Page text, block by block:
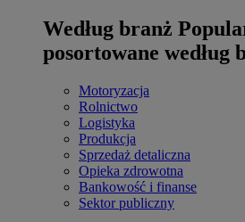
Według branż
posortowane według
Motoryzacja
Rolnictwo
Logistyka
Produkcja
Sprzedaż detaliczna
Opieka zdrowotna
Bankowość i finanse
Sektor publiczny